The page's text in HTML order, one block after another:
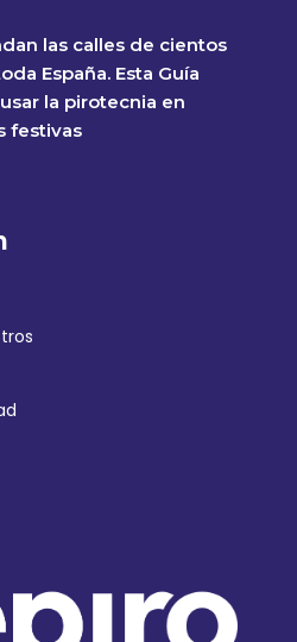
las calles de cientos
España. Esta Guía
la pirotecnia en
festivas